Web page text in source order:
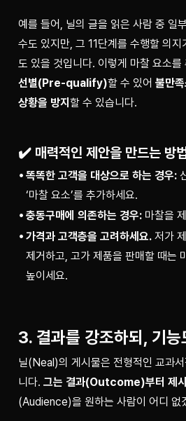
예를 들어, 닐의 글을 읽은 사람 중 일
수도 있지만, 그 11단계를 수행할 의
도 있을 것입니다. 이렇게 마찰 요소를
선별(Pre-qualify)할 수 있어 불만
상황을 방지 할 수 있습니다.
✔️ 매력적인 제안을 만드는 방
똑똑한 고객을 대상으로 하는 경우:
‘마찰 요소’를 추가하세요.
충동구매에 의존하는 경우: 마찰을
가격과 고객층을 고려하세요. 저가
제거하고, 고가 제품을 판매할 때는
높이세요.
3. 결과를 강조하되, 기
닐(Neal)의 게시물은 전형적인 교과
니다. 그는 결과(Outcome)부터 제
(Audience)을 원하는 사람이 어디 없